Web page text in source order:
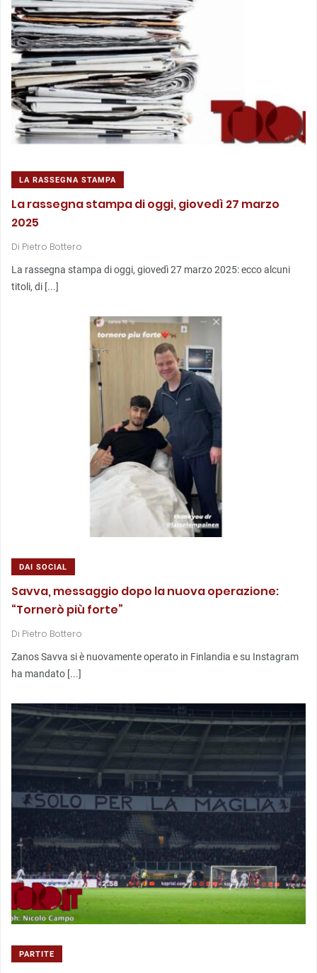
LA RASSEGNA STAMPA
La rassegna stampa di oggi, giovedì 27 marzo
2025
Di Pietro Bottero
La rassegna stampa di oggi, giovedì 27 marzo 2025: ecco alcuni
titoli, di [...]
DAI SOCIAL
Savva, messaggio dopo la nuova operazione:
“Tornerò più forte”
Di Pietro Bottero
Zanos Savva si è nuovamente operato in Finlandia e su Instagram
ha mandato [...]
PARTITE